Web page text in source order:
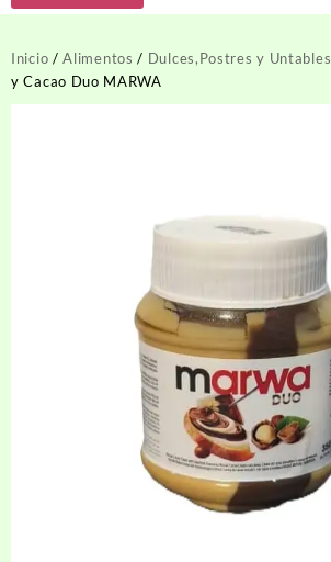
Inicio /Alimentos / Dulces,Postres y Untables
y Cacao Duo MARWA